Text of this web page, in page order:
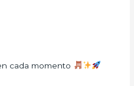
cada momento